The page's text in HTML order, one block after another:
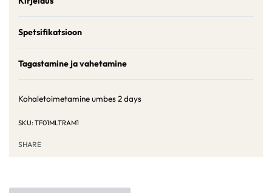
Spetsifikatsioon
Tagastamine ja vahetamine
Kohaletoimetamine umbes2 days
TF01MLTRAM1
SHARE